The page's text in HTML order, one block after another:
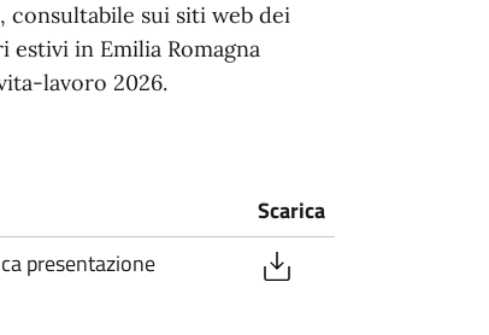
sui siti web dei
in Emilia Romagna
lavoro 2026.
Scarica
presentazione